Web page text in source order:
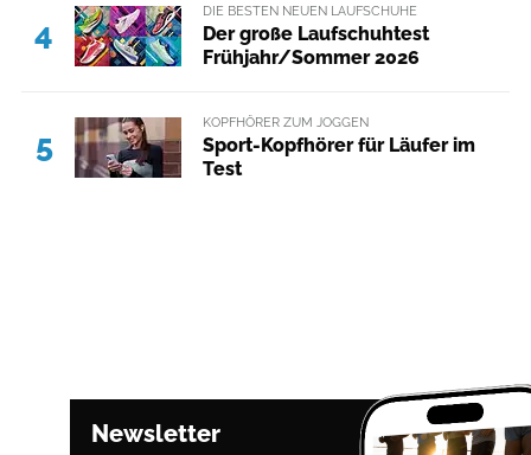
4
DIE BESTEN NEUEN LAUFSCHUHE
Der große Laufschuhtest
Frühjahr/Sommer 2026
5
KOPFHÖRER ZUM JOGGEN
Sport-Kopfhörer für Läufer im
Test
Newsletter